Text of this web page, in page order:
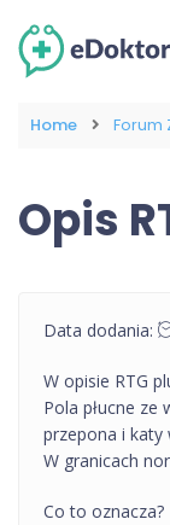
Home Forum
Opis
Data dodania:
W opisie RTG
Pola płucne ze
przepona i katy
W granicach
Co to oznacza?